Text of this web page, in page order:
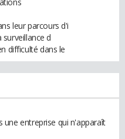
leur parcours d'i
surveillance d
difficulté dans le
une entreprise qui n'apparaît